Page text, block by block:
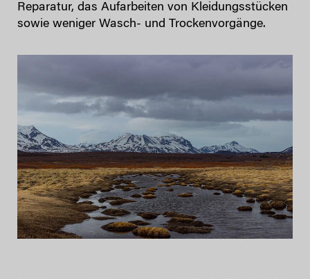
Reparatur, das Aufarbeiten von Kleidungsstücken
sowie weniger Wasch- und Trockenvorgänge.